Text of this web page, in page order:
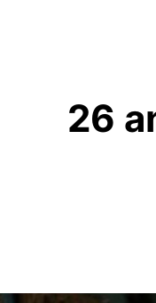
26